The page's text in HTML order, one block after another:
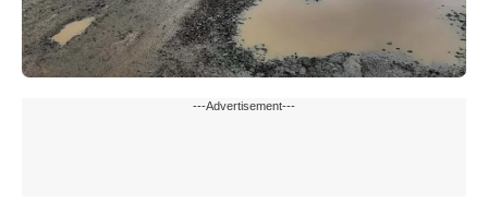
---Advertisement---